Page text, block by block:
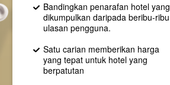
Bandingkan penarafan hotel yang
dikumpulkan daripada beribu-ribu
ulasan pengguna.
Satu carian memberikan harga
yang tepat untuk hotel yang
berpatutan